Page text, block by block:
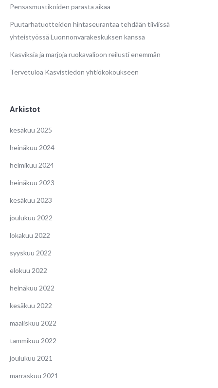
Pensasmustikoiden parasta aikaa
Puutarhatuotteiden hintaseurantaa tehdään tiiviissä
yhteistyössä Luonnonvarakeskuksen kanssa
Kasviksia ja marjoja ruokavalioon reilusti enemmän
Tervetuloa Kasvistiedon yhtiökokoukseen
Arkistot
kesäkuu 2025
heinäkuu 2024
helmikuu 2024
heinäkuu 2023
kesäkuu 2023
joulukuu 2022
lokakuu 2022
syyskuu 2022
elokuu 2022
heinäkuu 2022
kesäkuu 2022
maaliskuu 2022
tammikuu 2022
joulukuu 2021
marraskuu 2021